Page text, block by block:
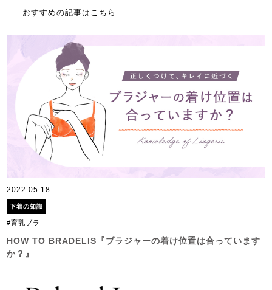
おすすめの記事はこちら
2022.05.18
下着の知識
#育乳ブラ
HOW TO BRADELIS『ブラジャーの着け位置は合っています
か？』